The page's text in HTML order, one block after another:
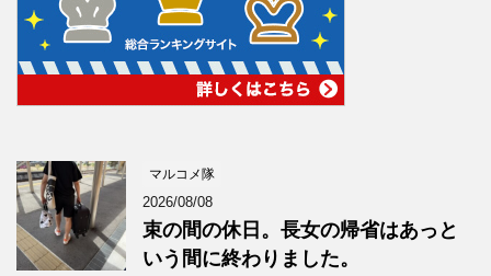
マルコメ隊
2026/08/08
束の間の休日。長女の帰省はあっと
いう間に終わりました。